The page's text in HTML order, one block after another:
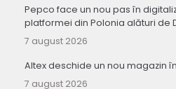
Pepco face un nou pas în
platformei din Polonia alături de
7 august 2026
Altex deschide un nou magazin
7 august 2026